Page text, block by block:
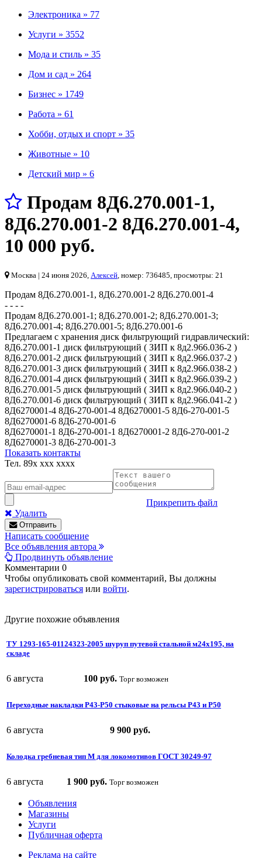
Электроника » 77
Услуги » 3552
Мода и стиль » 35
Дом и сад » 264
Бизнес » 1749
Работа » 61
Хобби, отдых и спорт » 35
Животные » 10
Детский мир » 6
Продам 8Д6.270.001-1,
8Д6.270.001-2 8Д6.270.001-4,
10 000 руб.
Москва | 24 июня 2026, Алексей , номер: 736485, просмотры: 21
Продам 8Д6.270.001-1, 8Д6.270.001-2 8Д6.270.001-4
- - - -
Продам 8Д6.270.001-1; 8Д6.270.001-2; 8Д6.270.001-3;
8Д6.270.001-4; 8Д6.270.001-5; 8Д6.270.001-6
Предлагаем с хранения диск фильтрующий гидравлический:
8Д6.270.001-1 диск фильтрующий ( ЗИП к 8д2.966.036-2 )
8Д6.270.001-2 диск фильтрующий ( ЗИП к 8д2.966.037-2 )
8Д6.270.001-3 диск фильтрующий ( ЗИП к 8д2.966.038-2 )
8Д6.270.001-4 диск фильтрующий ( ЗИП к 8д2.966.039-2 )
8Д6.270.001-5 диск фильтрующий ( ЗИП к 8д2.966.040-2 )
8Д6.270.001-6 диск фильтрующий ( ЗИП к 8д2.966.041-2 )
8Д6270001-4 8Д6-270-001-4 8Д6270001-5 8Д6-270-001-5
8Д6270001-6 8Д6-270-001-6
8Д6270001-1 8Д6-270-001-1 8Д6270001-2 8Д6-270-001-2
8Д6270001-3 8Д6-270-001-3
Показать контакты
Тел. 89x xxx xxxx
Прикрепить файл
Удалить
Отправить
Написать сообщение
Все объявления автора
Продвинуть объявление
Комментарии 0
Чтобы опубликовать свой комментарий, Вы должны
зарегистрироваться или войти.
Другие похожие объявления
ТУ 1293-165-01124323-2005 шуруп путевой стальной м24х195, на
складе
6 августа 100 руб. Торг возможен
Переходные накладки Р43-Р50 стыковые на рельсы Р43 и Р50
6 августа 9 900 руб.
Колодка гребневая тип М для локомотивов ГОСТ 30249-97
6 августа 1 900 руб. Торг возможен
Объявления
Магазины
Услуги
Публичная оферта
Реклама на сайте